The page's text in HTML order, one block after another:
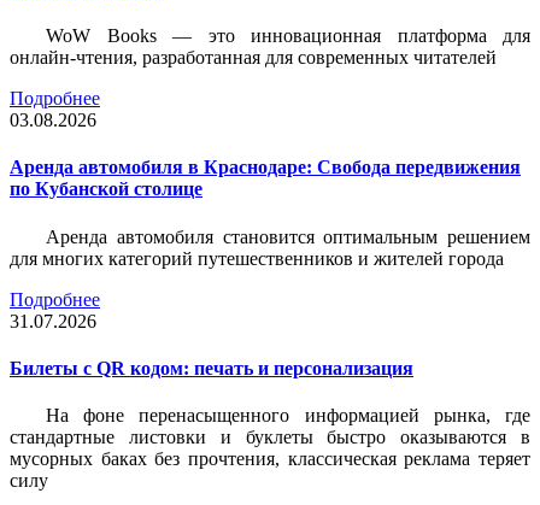
WoW Books — это инновационная платформа для
онлайн-чтения, разработанная для современных читателей
Подробнее
03.08.2026
Аренда автомобиля в Краснодаре: Свобода передвижения
по Кубанской столице
Аренда автомобиля становится оптимальным решением
для многих категорий путешественников и жителей города
Подробнее
31.07.2026
Билеты c QR кодом: печать и персонализация
На фоне перенасыщенного информацией рынка, где
стандартные листовки и буклеты быстро оказываются в
мусорных баках без прочтения, классическая реклама теряет
силу